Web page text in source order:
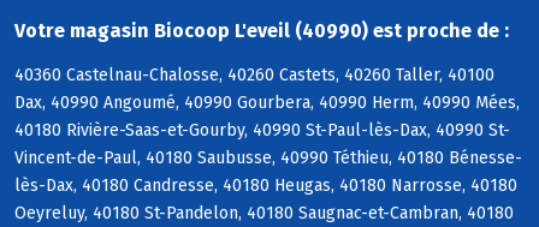
Votre magasin Biocoop L'eveil (40990) est proche de :
40360 Castelnau-Chalosse, 40260 Castets, 40260 Taller, 40100
Dax, 40990 Angoumé, 40990 Gourbera, 40990 Herm, 40990 Mées,
40180 Rivière-Saas-et-Gourby, 40990 St-Paul-lès-Dax, 40990 St-
Vincent-de-Paul, 40180 Saubusse, 40990 Téthieu, 40180 Bénesse-
lès-Dax, 40180 Candresse, 40180 Heugas, 40180 Narrosse, 40180
Oeyreluy, 40180 St-Pandelon, 40180 Saugnac-et-Cambran, 40180